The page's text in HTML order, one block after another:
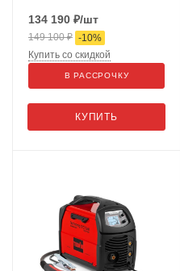
134 190 ₽/шт
149 100₽ -10%
КУПИТЬ
Купить со скидкой
В РАССРОЧКУ